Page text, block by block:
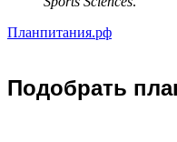
Планпитания.рф
Подобрать